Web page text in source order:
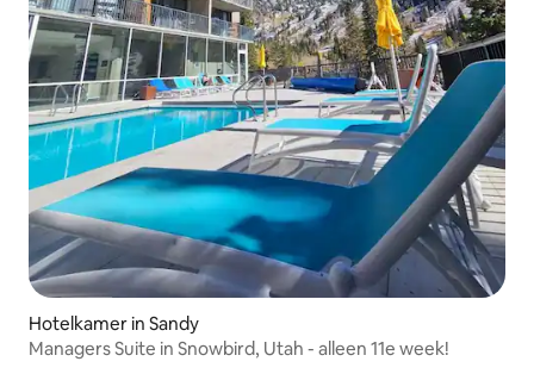
Hotelkamer in Sandy
Managers Suite in Snowbird, Utah - alleen 11e week!